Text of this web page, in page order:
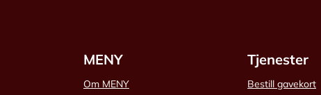
MENY
Om MENY
Tjenester
Bestill gavekort